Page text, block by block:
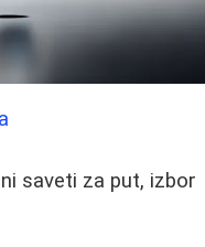
saveti za put, izbor